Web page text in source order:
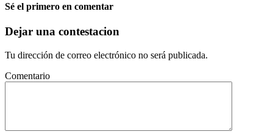
Sé el primero en comentar
Dejar una contestacion
Tu dirección de correo electrónico no será publicada.
Comentario